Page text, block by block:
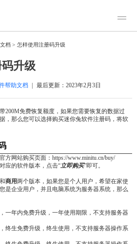
档 > 怎样使用注册码升级
升级
帮助文档 最后更新： 2023年2月3日
200M免费恢复额度，如果您需要恢复的数据过
，那么您可以选择购买迷你兔软件注册码，将软
方网站购买页面：https://www.minitu.cn/buy/
应的软件版本，点击“立即购买”即可。
和商用两个版本，如果您是个人用户，希望在家使
是企业用户，并且电脑系统为服务器系统，那么
一年内免费升级，一年使用期限，不支持服务器
终生免费升级，终生使用，不支持服务器操作系